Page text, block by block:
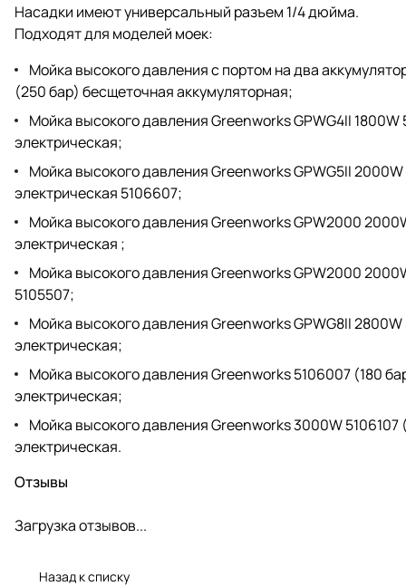
Насадки имеют универсальный разъем 1/4 дюйма.
Подходят для моделей моек:
Мойка высокого давления с портом на два
(250 бар) бесщеточная аккумуляторная;
Мойка высокого давления Greenworks GPWG4II 1800W
электрическая;
Мойка высокого давления Greenworks GPWG5II
электрическая 5106607;
Мойка высокого давления Greenworks GPW2000
электрическая ;
Мойка высокого давления Greenworks GPW2000
5105507;
Мойка высокого давления Greenworks GPWG8II
электрическая;
Мойка высокого давления Greenworks 5106007 (180
электрическая;
Мойка высокого давления Greenworks 3000W
электрическая.
Отзывы
Загрузка отзывов...
Назад к списку